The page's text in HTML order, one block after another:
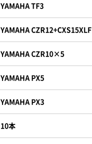
YAMAHA TF3
YAMAHA CZR12+CXS15XLF
YAMAHA CZR10×5
YAMAHA PX5
YAMAHA PX3
10本